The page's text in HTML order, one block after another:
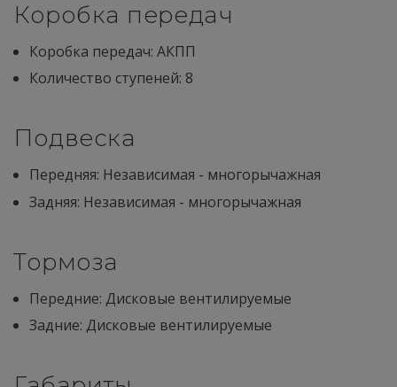
Коробка передач
Коробка передач: АКПП
Количество ступеней: 8
Подвеска
Передняя: Независимая - многорычажная
Задняя: Независимая - многорычажная
Тормоза
Передние: Дисковые вентилируемые
Задние: Дисковые вентилируемые